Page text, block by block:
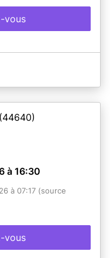
vous
(44640)
à 16:30
à 07:17 (source
vous